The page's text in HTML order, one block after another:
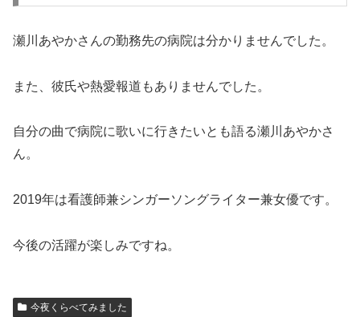
瀬川あやかさんの勤務先の病院は分かりませんでした。
また、彼氏や熱愛報道もありませんでした。
自分の曲で病院に歌いに行きたいとも語る瀬川あやかさ
ん。
2019年は看護師兼シンガーソングライター兼女優です。
今後の活躍が楽しみですね。
今夜くらべてみました